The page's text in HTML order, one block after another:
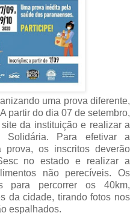
uma prova diferente,
A partir do dia 07 de setembro,
da instituição e realizar a
Solidária. Para efetivar a
os inscritos deverão
no estado e realizar a
não perecíveis. Os
para percorrer os 40km,
da cidade, tirando fotos nos
espalhados.